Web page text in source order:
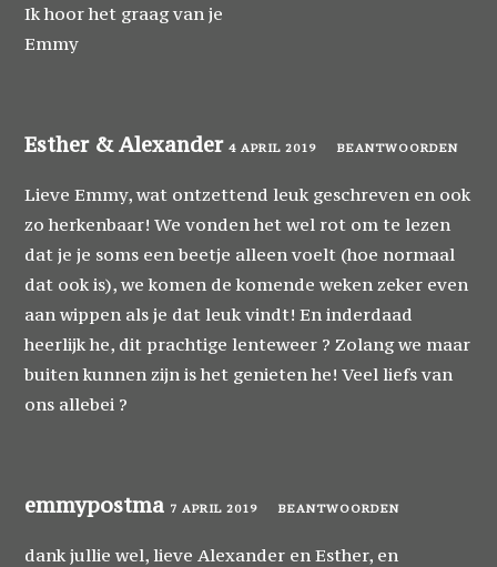
Ik hoor het graag van je
Emmy
Esther & Alexander4 APRIL 2019 BEANTWOORDEN
Lieve Emmy, wat ontzettend leuk geschreven en ook
zo herkenbaar! We vonden het wel rot om te lezen
dat je je soms een beetje alleen voelt (hoe normaal
dat ook is), we komen de komende weken zeker even
aan wippen als je dat leuk vindt! En inderdaad
heerlijk he, dit prachtige lenteweer ? Zolang we maar
buiten kunnen zijn is het genieten he! Veel liefs van
ons allebei ?
emmypostma 7 APRIL 2019 BEANTWOORDEN
dank jullie wel, lieve Alexander en Esther, en